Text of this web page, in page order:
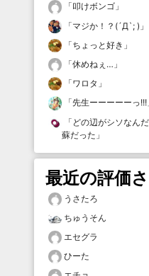
「叩けボンゴ 」
「マジか！？(´Д`; ) 」
「ちょっと好き 」
「休めねぇ… 」
「ワロタ 」
「先生ーーーーーっ!!!
「 どの辺がシソなん
蘇だった 」
最近の評価
うさたろ
ちゅうそん
エセグラ
ひーた